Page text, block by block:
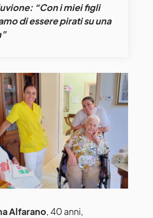
“Con i miei figli
di essere pirati su una
Alfarano, 40 anni,